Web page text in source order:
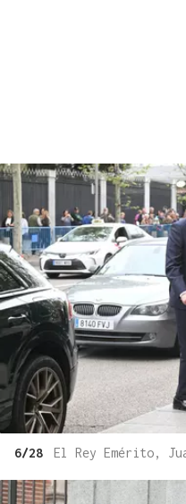
6/28 El Rey Emérito,